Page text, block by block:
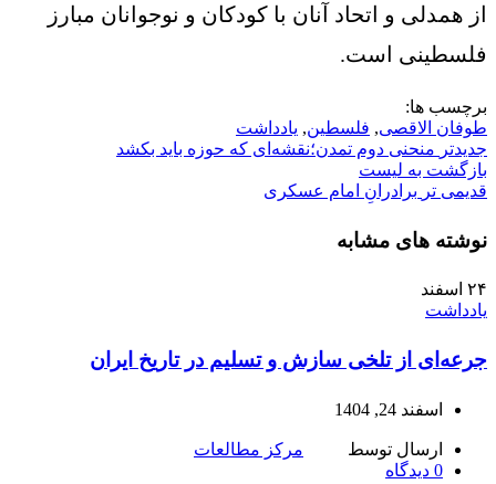
از همدلی و اتحاد آنان با کودکان و نوجوانان مبارز
فلسطینی است.
برچسب ها:
طوفان الاقصی, فلسطین, یادداشت
جدیدتر منحنی دوم تمدن؛نقشه‌ای که حوزه باید بکشد
بازگشت به لیست
قدیمی تر برادرانِ امام عسکری
نوشته های مشابه
۲۴ اسفند
یادداشت
جرعه‌ای از تلخی سازش و تسلیم در تاریخ ایران
اسفند 24, 1404
ارسال توسط
مرکز مطالعات
0 دیدگاه